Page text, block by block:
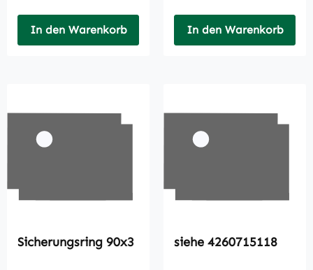
In den Warenkorb In den Warenkorb
Sicherungsring 90x3 siehe 4260715118